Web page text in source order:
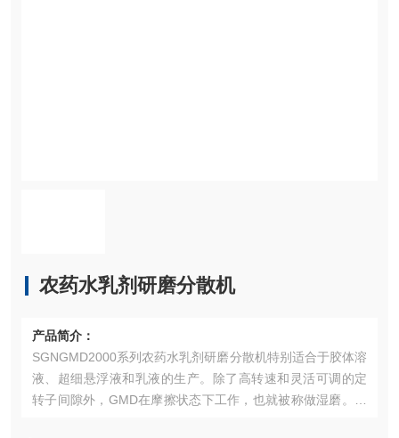
农药水乳剂研磨分散机
产品简介：
SGNGMD2000系列农药水乳剂研磨分散机特别适合于胶体溶
液、超细悬浮液和乳液的生产。除了高转速和灵活可调的定
转子间隙外，GMD在摩擦状态下工作，也就被称做湿磨。在